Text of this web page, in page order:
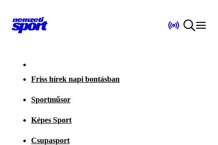
Friss hírek napi bontásban
Sportműsor
Képes Sport
Csupasport